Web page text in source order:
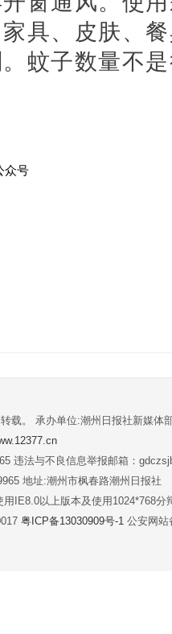
具、皮肤、
蚊子数量不
众号
载。 承办单位:潮州日报社新媒体
违法与不良信息举报邮箱：
地址:潮州市枫春路潮州日报社
IE8.0以上版本及使用1024*768分
粤ICP备13030909号-1 公安网站